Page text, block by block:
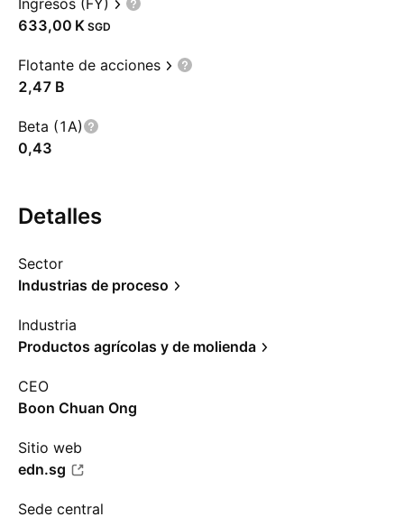
Ingresos (FY)
‪633,00 K‬ SGD
Flotante de acciones
‪2,47 B‬
Beta (1A)
0,43
Detalles
Sector
Industrias de proceso
Industria
Productos agrícolas y de molienda
CEO
Boon Chuan Ong
Sitio web
edn.sg
Sede central